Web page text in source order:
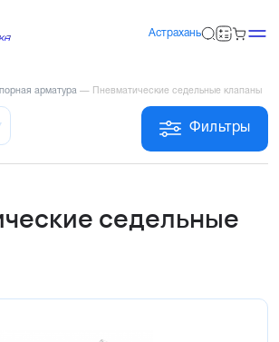
Астрахань
арматура — Пневматические седельные клапаны
Фильтры
седельные